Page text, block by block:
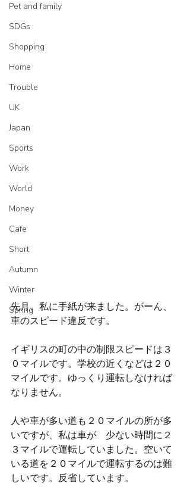
Pet and family
SDGs
Shopping
Home
Trouble
UK
Japan
Sports
Work
World
Money
Cafe
Short
Autumn
Winter
Spring
先月、私に手紙が来ました。がーん、
車のスピード違反です。
イギリスの町の中の制限スピードは３
０マイルです。学校の近くなどは２０
マイルです。ゆっくり運転しなければ
なりません。
人や車が多い道も２０マイルの所が多
いですが、私は車が　少ない時間に２
３マイルで運転していました。空いて
いる道を２０マイルで運転するのは難
しいです。反省しています。